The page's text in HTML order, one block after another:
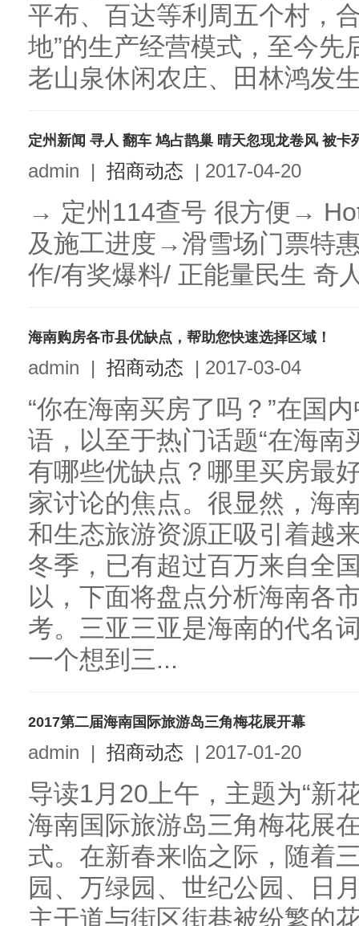
平布、百达等利周五个村，
地”的生产经营模式，至今
老山泉休闲农庄、田林鸿发
定州新闻 寻人 翻车 鸠占鹊巢 晴天忽现龙卷风 被卡
admin | 招商动态 | 2017-04-20
→ 定州114查号 很方便→
及施工进度→滑雪场门票特
作/有奖爆料/ 正能量民生 奇
海南购房各市县优缺点，帮助您快速选择区域！
admin | 招商动态 | 2017-03-04
“你在海南买房了吗？”在国
语，以至于热门话题“在海
有哪些优缺点？哪里买房最
家讨论的焦点。很显然，海
和生态旅游资源正吸引着越
冬季，已有超过百万来自全
以，下面将盘点分析海南各
考。三亚三亚是海南的代名
一个想到三...
2017第二届海南国际旅游岛三角梅花展开幕
admin | 招商动态 | 2017-01-20
导读1月20上午，主题为“新
海南国际旅游岛三角梅花展
式。在新春来临之际，随着
园、万绿园、世纪公园、日
主干道与街区街巷被纷繁的